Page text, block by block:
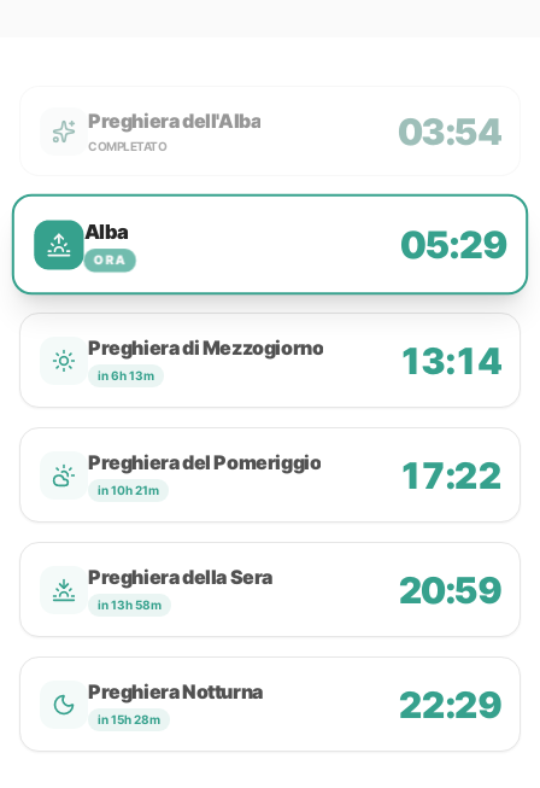
Preghiera dell'Alba
COMPLETATO 03:54
Alba
ORA 05:29
Preghiera di Mezzogiorno
in 6h 13m 13:14
Preghiera del Pomeriggio
in 10h 21m 17:22
Preghiera della Sera
in 13h 58m 20:59
Preghiera Notturna
in 15h 28m 22:29